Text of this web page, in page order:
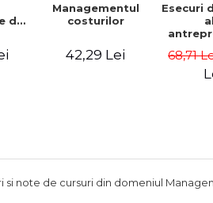
de
Managementul
costurilor
42,29 Lei
Esecuri
esec
68,71
si note de cursuri din domeniul